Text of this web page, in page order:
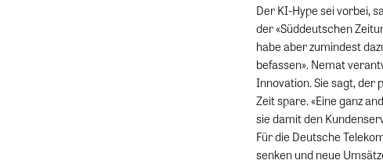
Der KI-Hype sei vorbei,
der «Süddeutschen
habe aber zumindest
befassen». Nemat
Innovation. Sie sagt, der
Zeit spare. «Eine ganz
sie damit den
Für die Deutsche
senken und neue